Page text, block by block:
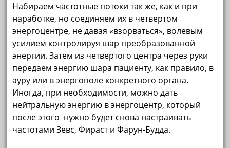
Набираем частотные потоки так же, как и при
наработке, но соединяем их в четвертом
энергоцентре, не давая «взорваться», волевым
усилием контролируя шар преобразованной
энергии. Затем из четвертого центра через руки
передаем энергию шара пациенту, как правило, в
ауру или в энергополе конкретного органа.
Иногда, при необходимости, можно дать
нейтральную энергию в энергоцентр, который
после этого нужно будет снова настраивать
частотами Зевс, Фираст и Фарун-Будда.